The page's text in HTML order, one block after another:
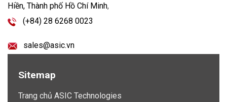
Hiền, Thành phố Hồ Chí Minh,
(+84) 28 6268 0023
sales@asic.vn
Sitemap
Trang chủ ASIC Technologies